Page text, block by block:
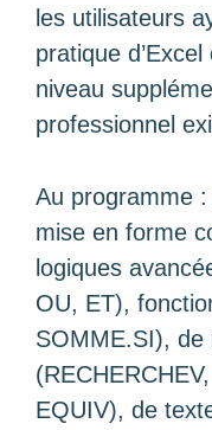
les utilisateurs
pratique
niveau
professionnel
Au programme
mise en forme
logiques
OU, ET),
SOMME.SI), de
EQUIV), de